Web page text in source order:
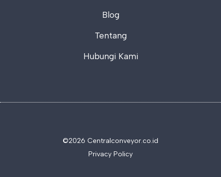
Blog
Tentang
Hubungi Kami
©2026 Centralconveyor.co.id
Privacy Policy